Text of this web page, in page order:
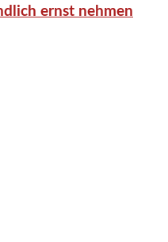
ernst nehmen